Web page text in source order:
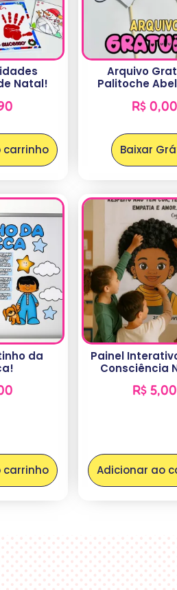
Natal!
carrinho
Arquivo
Palitoche
R$ 0,00
Baixar
da
carrinho
Painel
Consciência
R$ 5,00
Adicionar ao